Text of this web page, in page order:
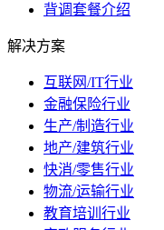
背调套餐介绍
解决方案
互联网/IT行业
金融保险行业
生产/制造行业
地产/建筑行业
快消/零售行业
物流/运输行业
教育培训行业